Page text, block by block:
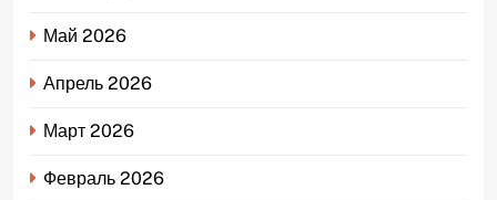
Май 2026
Апрель 2026
Март 2026
Февраль 2026